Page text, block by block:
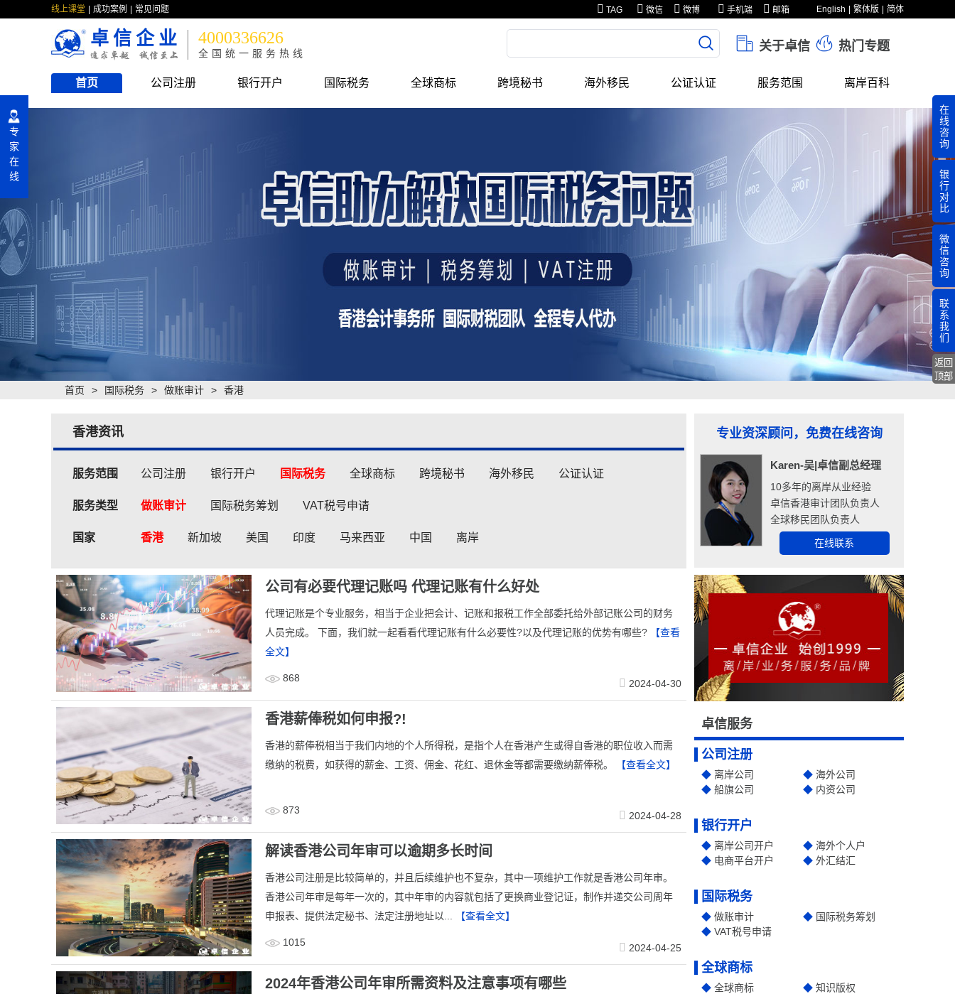
线上课堂 成功案例 常见问题 English 繁体版 简体
TAG 微信 微博 手机端 邮箱
卓信企业 4000336626
全国统一服务热线
关于卓信 热门专题
首页 公司注册 银行开户 国际税务 全球商标 跨境秘书 海外移民 公证认证 服务范围 离岸百科
首页 > 国际税务 > 做账审计 > 香港
香港资讯
服务范围 公司注册 银行开户 国际税务 全球商标 跨境秘书 海外移民 公证认证
服务类型 做账审计 国际税务筹划 VAT税号申请
国家 香港 新加坡 美国 印度 马来西亚 中国 离岸
公司有必要代理记账吗 代理记账有什么好处
代理记账是个专业服务，相当于企业把会计、记账和报税工作全部委托给外部记账公司的财务
人员完成。 下面，我们就一起看看代理记账有什么必要性?以及代理记账的优势有哪些?
【查看
全文】
868 2024-04-30
香港薪俸税如何申报?!
香港的薪俸税相当于我们内地的个人所得税，是指个人在香港产生或得自香港的职位收入而需
缴纳的税费，如获得的薪金、工资、佣金、花红、退休金等都需要缴纳薪俸税。
【查看全文】
873 2024-04-28
解读香港公司年审可以逾期多长时间
香港公司注册是比较简单的，并且后续维护也不复杂，其中一项维护工作就是香港公司年审。
香港公司年审是每年一次的，其中年审的内容就包括了更换商业登记证，制作并递交公司周年
申报表、提供法定秘书、法定注册地址以...
【查看全文】
1015 2024-04-25
2024年香港公司年审所需资料及注意事项有哪些
专业资深顾问，免费在线咨询
Karen-吴|卓信副总经理
10多年的离岸从业经验
卓信香港审计团队负责人
全球移民团队负责人
在线联系
卓信服务
公司注册
离岸公司
海外公司
船旗公司
内资公司
银行开户
离岸公司开户
海外个人户
电商平台开户
外汇结汇
国际税务
做账审计
国际税务筹划
VAT税号申请
全球商标
全球商标
知识版权
专
家
在
线
在
线
咨
询
银
行
对
比
微
信
咨
询
联
系
我
们
返回
顶部